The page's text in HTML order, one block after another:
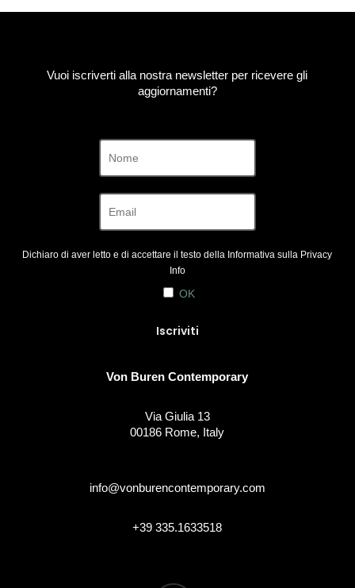
Vuoi iscriverti alla nostra newsletter per ricevere gli
aggiornamenti?
Dichiaro di aver letto e di accettare il testo della Informativa sulla Privacy
Info
OK
Von Buren Contemporary
Via Giulia 13
00186 Rome, Italy
info@vonburencontemporary.com
+39 335.1633518